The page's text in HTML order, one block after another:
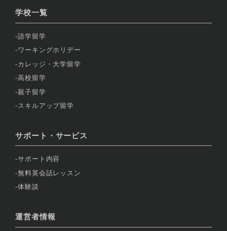
学校一覧
語学留学
ワーキングホリデー
カレッジ・大学留学
高校留学
親子留学
スキルアップ留学
サポート・サービス
サポート内容
無料英会話レッスン
体験談
運営者情報